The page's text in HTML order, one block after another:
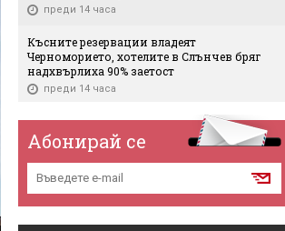
преди 14 часа
Късните резервации владеят
Черноморието, хотелите в Слънчев бряг
надхвърлиха 90% заетост
преди 14 часа
Най-големият производител на свинско
месо у нас откри нов завод
преди 15 часа
Руските атаки затвориха пристанищата на
Абонирай се